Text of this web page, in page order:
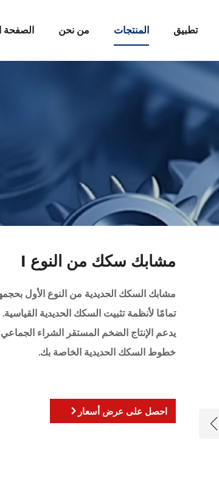
الصفحة من نحن المنتجات تطبيق
مشابك سكك من النوع I
مشابك السكك الحديدية من النوع الأول
تمامًا لأنظمة تثبيت السكك الحديدية القياسية.
يدعم الإنتاج الضخم المستقر الشراء
خطوط السكك الحديدية الخاصة بك.
احصل على عرض أسعار